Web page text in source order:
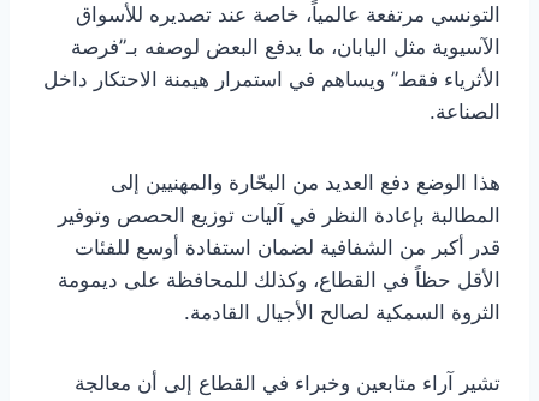
التونسي مرتفعة عالمياً، خاصة عند تصديره للأسواق
الآسيوية مثل اليابان، ما يدفع البعض لوصفه بـ”فرصة
الأثرياء فقط” ويساهم في استمرار هيمنة الاحتكار داخل
الصناعة.
هذا الوضع دفع العديد من البحّارة والمهنيين إلى
المطالبة بإعادة النظر في آليات توزيع الحصص وتوفير
قدر أكبر من الشفافية لضمان استفادة أوسع للفئات
الأقل حظاً في القطاع، وكذلك للمحافظة على ديمومة
الثروة السمكية لصالح الأجيال القادمة.
تشير آراء متابعين وخبراء في القطاع إلى أن معالجة